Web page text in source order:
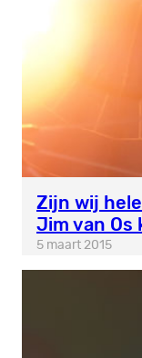
Zijn wij
Jim van Os
5 maart 2015